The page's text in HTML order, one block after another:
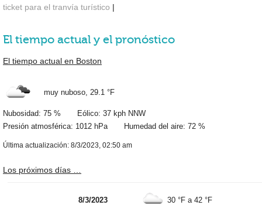
ticket para el tranvía turístico |
El tiempo actual y el pronóstico
El tiempo actual en Boston
muy nuboso, 29.1 °F
Nubosidad: 75 % Eólico: 37 kph NNW
Presión atmosférica: 1012 hPa Humedad del aire: 72 %
Última actualización: 8/3/2023, 02:50 am
Los próximos días …
8/3/2023 30 °F a42 °F